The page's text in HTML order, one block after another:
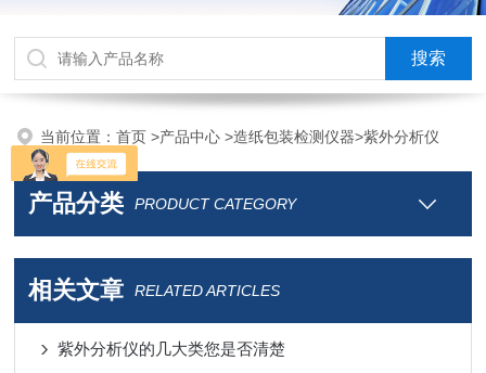
当前位置：首页>产品中心>造纸包装检测仪器>紫外分析仪
产品分类 PRODUCT CATEGORY
相关文章 RELATED ARTICLES
紫外分析仪的几大类您是否清楚